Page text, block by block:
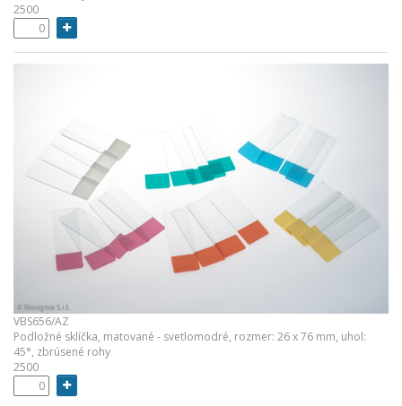
2500
VBS656/AZ
Podložné sklíčka, matované - svetlomodré, rozmer: 26 x 76 mm, uhol:
45°, zbrúsené rohy
2500